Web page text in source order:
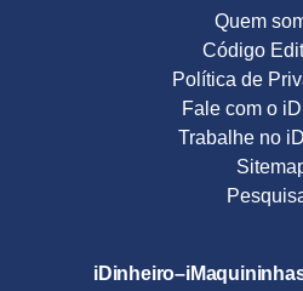
Quem
Código
Política de
Fale com o
Trabalhe no
iDinheiro–